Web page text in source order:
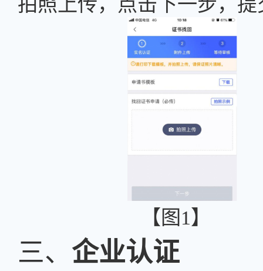
拍照上传，点击下一步，
【图 1
三、 企业认证